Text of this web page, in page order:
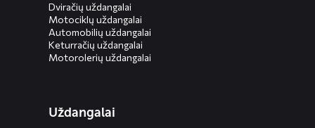
Dviračių uždangalai
Motociklų uždangalai
Automobilių uždangalai
Keturračių uždangalai
Motorolerių uždangalai
Uždangalai